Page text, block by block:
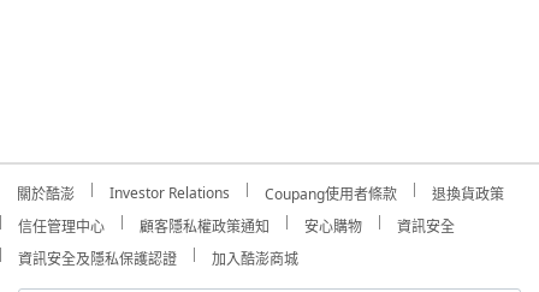
關於酷澎 Investor Relations Coupang使用者條款
退換貨政策
信任管理中心
顧客隱私權政策通知 安心購物
資訊安全
資訊安全及隱私保護認證
加入酷澎商城